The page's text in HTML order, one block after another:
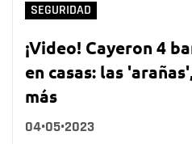
SEGURIDAD
¡Video! Cayeron 4
en casas: las
más
04•05•2023